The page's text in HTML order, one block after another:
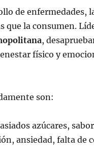
de enfermedades,
que la consumen.
,
físico y
son:
azúcares,
ansiedad, falta de